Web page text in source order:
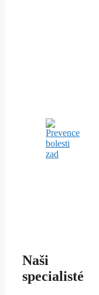
Naši
specialisté